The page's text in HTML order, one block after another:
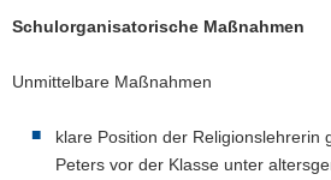
Schulorganisatorische Maßnahmen
Unmittelbare Maßnahmen
klare Position der Religionslehrerin
Peters vor der Klasse unter